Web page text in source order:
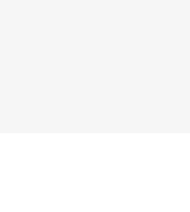
поверхнях:
та загальній